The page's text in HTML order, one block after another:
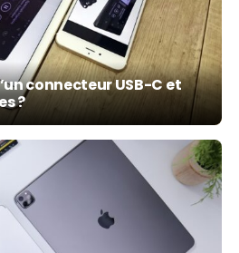
connecteur USB-C et
?